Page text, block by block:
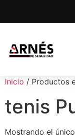
Inicio / Productos
tenis
Mostrando el